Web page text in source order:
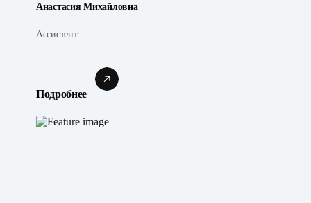
Анастасия Михайловна
Ассистент
Подробнее